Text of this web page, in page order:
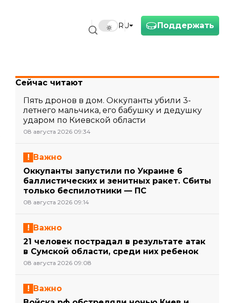
Поддержать
RU
Сейчас читают
Пять дронов в дом. Оккупанты убили 3-
летнего мальчика, его бабушку и дедушку
ударом по Киевской области
08 августа 2026 09:34
Важно
Оккупанты запустили по Украине 6
баллистических и зенитных ракет. Сбиты
только беспилотники — ПС
08 августа 2026 09:14
Важно
21 человек пострадал в результате атак
в Сумской области, среди них ребенок
08 августа 2026 09:08
Важно